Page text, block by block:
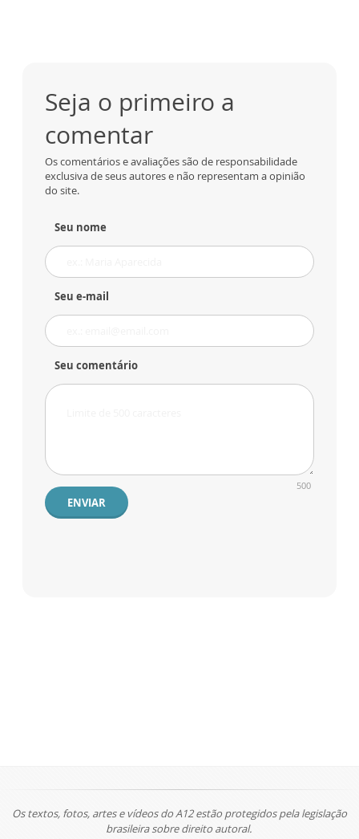
Seja o primeiro a
comentar
Os comentários e avaliações são de responsabilidade
exclusiva de seus autores e não representam a opinião
do site.
Seu nome
Seu e-mail
Seu comentário
500
ENVIAR
Os textos, fotos, artes e vídeos do A12 estão protegidos pela legislação
brasileira sobre direito autoral.